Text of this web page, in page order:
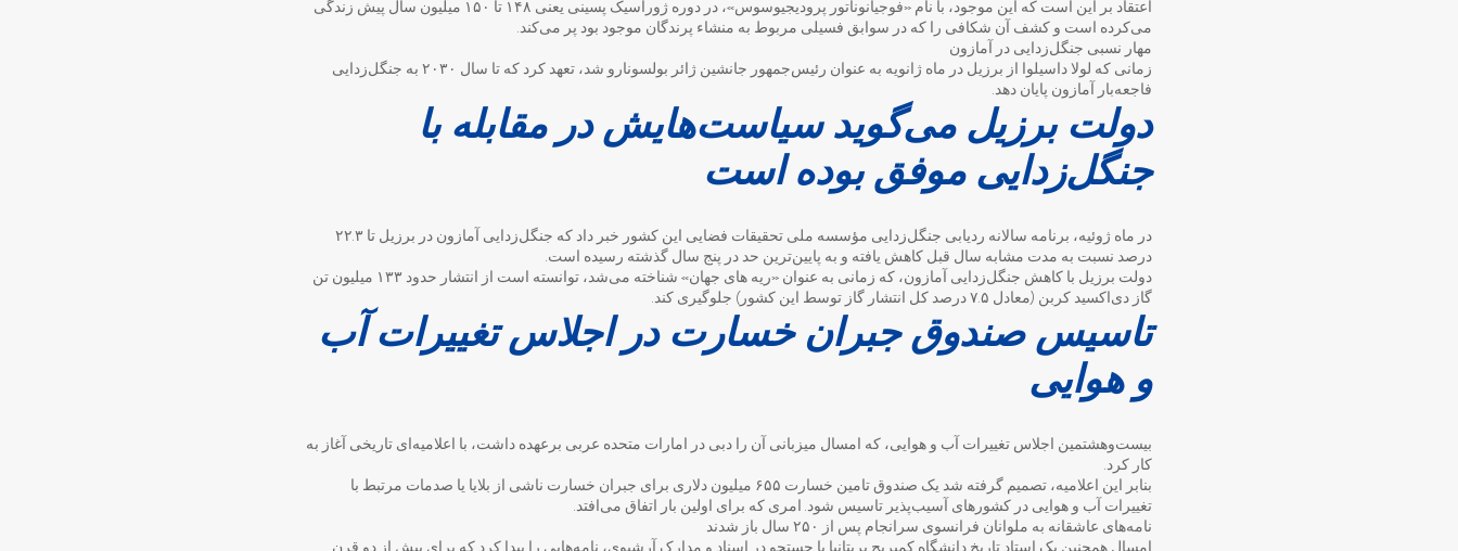
اعتقاد بر این است که این موجود، با نام «فوجیانوناتور پرودیجیوسوس»، در دوره ژوراسیک پسینی یعنی ۱۴۸ تا ۱۵۰ میلیون سال پیش زندگی
می‌کرده است و کشف آن شکافی را که در سوابق فسیلی مربوط به منشاء پرندگان موجود بود پر می‌کند.
مهار نسبی جنگل‌زدایی در آمازون
زمانی که لولا داسیلوا از برزیل در ماه ژانویه به عنوان رئیس‌جمهور جانشین ژائر بولسونارو شد، تعهد کرد که تا سال ۲۰۳۰ به جنگل‌زدایی
فاجعه‌بار آمازون پایان دهد.
دولت برزیل می‌گوید سیاست‌هایش در مقابله با
جنگل‌زدایی موفق بوده است
در ماه ژوئیه، برنامه سالانه ردیابی جنگل‌زدایی مؤسسه ملی تحقیقات فضایی این کشور خبر داد که جنگل‌زدایی آمازون در برزیل تا ۲۲.۳
درصد نسبت به مدت مشابه سال قبل کاهش یافته و به پایین‌ترین حد در پنج سال گذشته رسیده است.
دولت برزیل با کاهش جنگل‌زدایی آمازون، که زمانی به عنوان «ریه های جهان» شناخته می‌شد، توانسته است از انتشار حدود ۱۳۳ میلیون تن
گاز دی‌اکسید کربن (معادل ۷.۵ درصد کل انتشار گاز توسط این کشور) جلوگیری کند.
تاسیس صندوق جبران خسارت در اجلاس تغییرات آب
و هوایی
بیست‌وهشتمین اجلاس تغییرات آب و هوایی، که امسال میزبانی آن را دبی در امارات متحده عربی برعهده داشت، با اعلامیه‌ای تاریخی آغاز به
کار کرد.
بنابر این اعلامیه، تصمیم گرفته شد یک صندوق تامین خسارت ۶۵۵ میلیون دلاری برای جبران خسارت ناشی از بلایا یا صدمات مرتبط با
تغییرات آب و هوایی در کشورهای آسیب‌پذیر تاسیس شود. امری که برای اولین بار اتفاق می‌افتد.
نامه‌های عاشقانه به ملوانان فرانسوی سرانجام پس از ۲۵۰ سال باز شدند